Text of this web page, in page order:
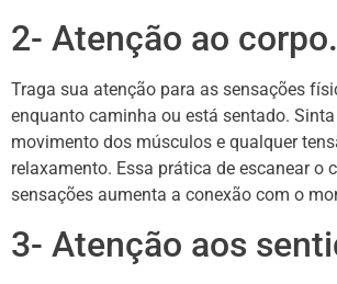
2- Atenção ao corpo.
Traga sua atenção para as sensações
enquanto caminha ou está sentado.
movimento dos músculos e qualquer
relaxamento. Essa prática de escanear o
sensações aumenta a conexão com o
3- Atenção aos